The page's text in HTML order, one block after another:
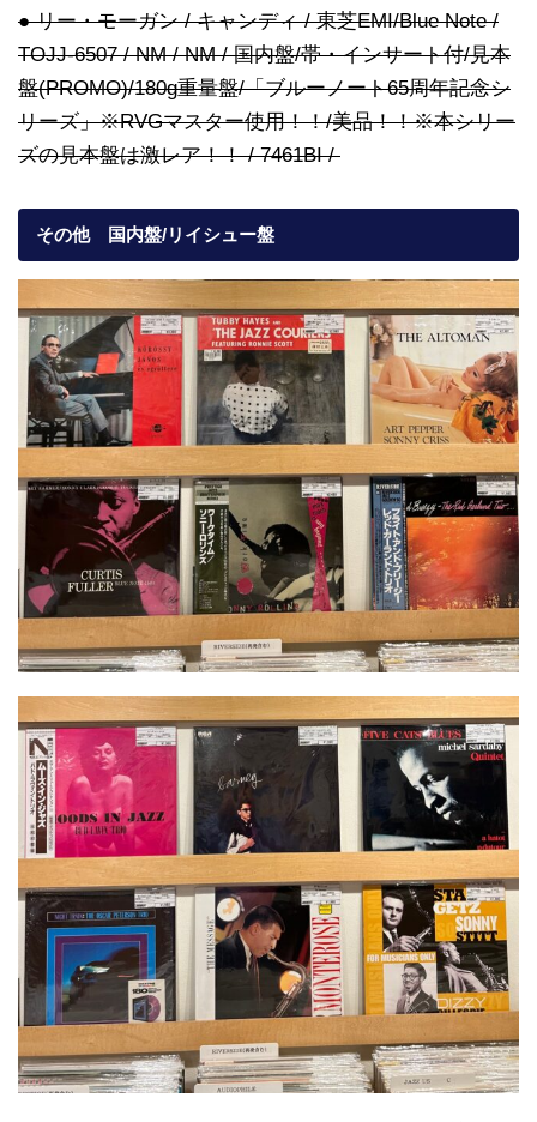
● リー・モーガン / キャンディ / 東芝EMI/Blue Note /
TOJJ-6507 / NM / NM / 国内盤/帯・インサート付/見本
盤(PROMO)/180g重量盤/「ブルーノート65周年記念シ
リーズ」※RVGマスター使用！！/美品！！※本シリー
ズの見本盤は激レア！！ / 7461BI /
その他 国内盤/リイシュー盤